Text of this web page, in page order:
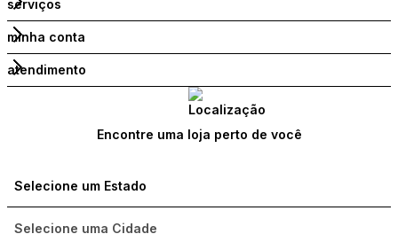
serviços
minha conta
atendimento
Encontre uma loja perto de você